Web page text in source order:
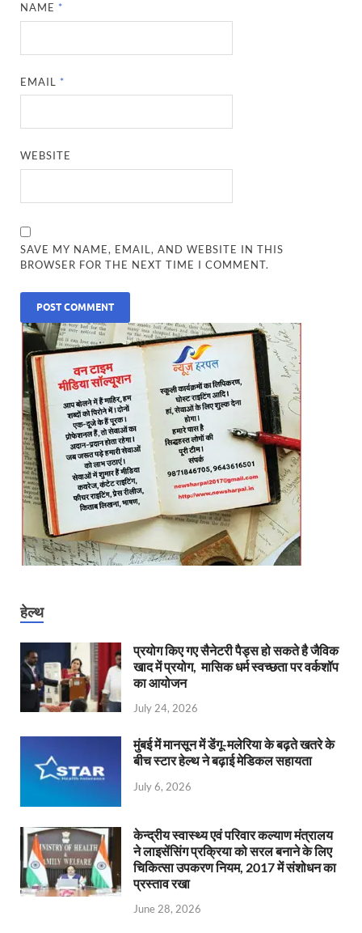
NAME *
EMAIL *
WEBSITE
SAVE MY NAME, EMAIL, AND WEBSITE IN THIS
BROWSER FOR THE NEXT TIME I COMMENT.
हेल्थ
प्रयोग किए गए सैनेटरी पैड्स हो सकते है जैविक
खाद में प्रयोग, मासिक धर्म स्वच्छता पर वर्कशॉप
का आयोजन
July 24, 2026
मुंबई में मानसून में डेंगू-मलेरिया के बढ़ते खतरे के
बीच स्टार हेल्थ ने बढ़ाई मेडिकल सहायता
July 6, 2026
केन्‍द्रीय स्वास्थ्य एवं परिवार कल्याण मंत्रालय
ने लाइसेंसिंग प्रक्रिया को सरल बनाने के लिए
चिकित्सा उपकरण नियम, 2017 में संशोधन का
प्रस्ताव रखा
June 28, 2026